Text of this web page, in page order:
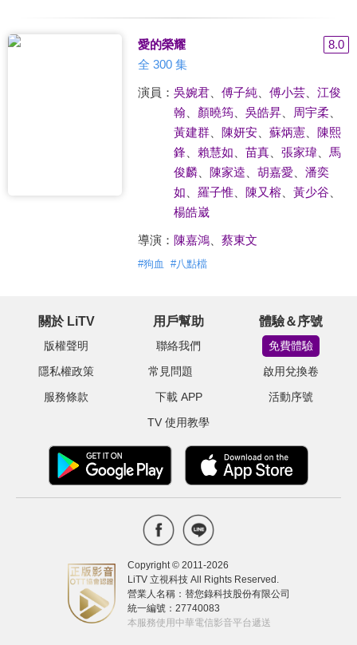
愛的榮耀
8.0
全 300 集
演員： 吳婉君、 傅子純、 傅小芸、 江俊
翰
顏曉筠、 吳皓昇、 周宇柔
黃建群、 陳妍安、 蘇炳憲、 陳熙
鋒
賴慧如 苗真、 張家瑋、 馬
俊麟、 陳家逵 胡嘉愛
潘奕
如
羅子惟 陳又榕 黃少谷
楊皓崴
導演： 陳嘉鴻、 蔡東文
#狗血 #八點檔
關於 LiTV
版權聲明
隱私權政策
服務條款
用戶幫助
聯絡我們
常見問題
下載 APP
TV 使用教學
體驗＆序號
免費體驗
啟用兌換卷
活動序號
Copyright © 2011-2026
LiTV 立視科技 All Rights Reserved.
營業人名稱：替您錄科技股份有限公司
統一編號：27740083
本服務使用中華電信影音平台遞送